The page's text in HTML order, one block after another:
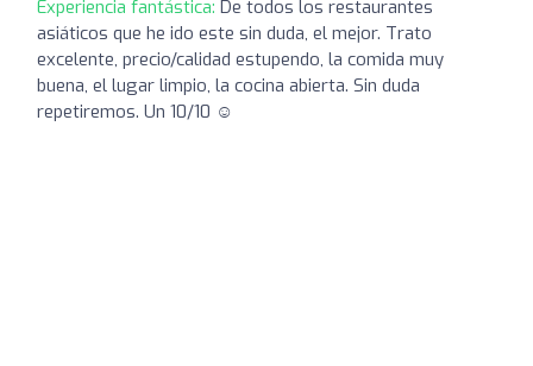
Experiencia fantástica: De todos los restaurantes
asiáticos que he ido este sin duda, el mejor. Trato
excelente, precio/calidad estupendo, la comida muy
buena, el lugar limpio, la cocina abierta. Sin duda
repetiremos. Un 10/10 ☺️